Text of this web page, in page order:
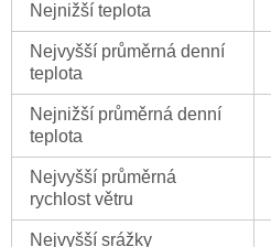
Nejnižší teplota
Nejvyšší průměrná denní
teplota
Nejnižší průměrná denní
teplota
Nejvyšší průměrná
rychlost větru
Nejvyšší srážky